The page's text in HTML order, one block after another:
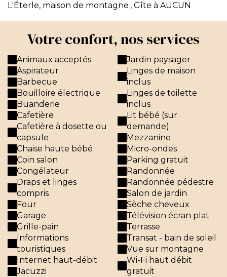
L'Éterle, maison de montagne , Gîte à AUCUN
Votre confort, nos services
Animaux acceptés
Aspirateur
Barbecue
Bouilloire électrique
Buanderie
Cafetière
Cafetière à dosette ou
capsule
Chaise haute bébé
Coin salon
Congélateur
Draps et linges
compris
Four
Garage
Grille-pain
Informations
touristiques
Internet haut-débit
Jacuzzi
Jardin paysager
Linges de maison
inclus
Linges de toilette
inclus
Lit bébé (sur
demande)
Mezzanine
Micro-ondes
Parking gratuit
Randonnée
Randonnée pédestre
Salon de jardin
Sèche cheveux
Télévision écran plat
Terrasse
Transat - bain de soleil
Vue sur montagne
Wi-Fi haut débit
gratuit